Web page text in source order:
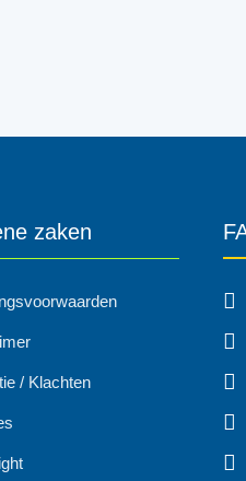
zaken
/ Klachten